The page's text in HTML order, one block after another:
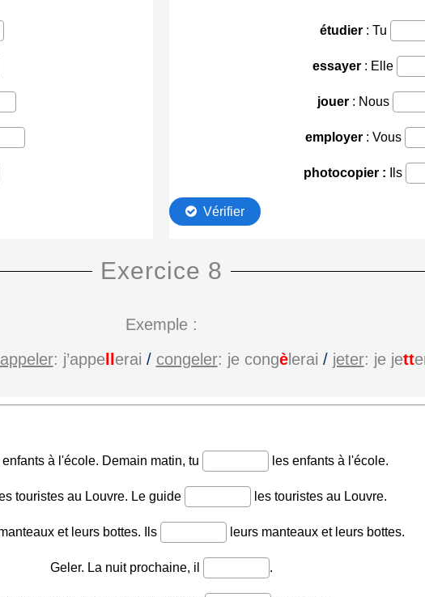
Exercice 8
Exemple :
appeler: j’appell erai / congeler: je congèlerai / jeter: je jett